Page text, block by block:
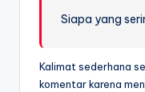
Siapa yang
Kalimat sederhana
komentar karena